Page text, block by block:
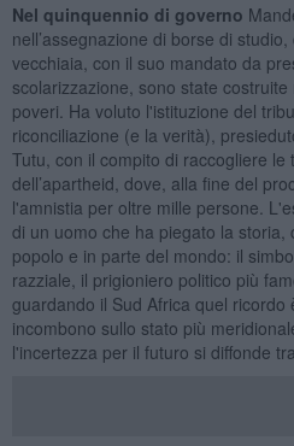
Nel quinquennio di governo
nell’assegnazione di borse di
vecchiaia, con il suo mandato da
scolarizzazione, sono state
poveri. Ha voluto l'istituzione del
riconciliazione (e la verità),
Tutu, con il compito di raccogliere le
dell’apartheid, dove, alla fine del
l'amnistia per oltre mille persone.
di un uomo che ha piegato la storia,
popolo e in parte del mondo: il
razziale, il prigioniero politico più
guardando il Sud Africa quel ricordo
incombono sullo stato più
l'incertezza per il futuro si diffonde